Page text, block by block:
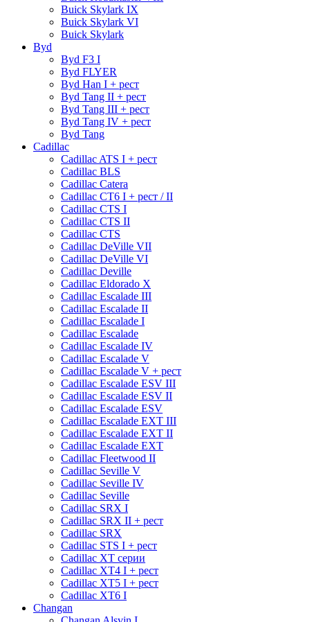
Buick Skylark IX
Buick Skylark VI
Buick Skylark
Byd
Byd F3 I
Byd FLYER
Byd Han I + рест
Byd Tang II + рест
Byd Tang III + рест
Byd Tang IV + рест
Byd Tang
Cadillac
Cadillac ATS I + рест
Cadillac BLS
Cadillac Catera
Cadillac CT6 I + рест / II
Cadillac CTS I
Cadillac CTS II
Cadillac CTS
Cadillac DeVille VII
Cadillac DeVille VI
Cadillac Deville
Cadillac Eldorado X
Cadillac Escalade III
Cadillac Escalade II
Cadillac Escalade I
Cadillac Escalade
Cadillac Escalade IV
Cadillac Escalade V
Cadillac Escalade V + рест
Cadillac Escalade ESV III
Cadillac Escalade ESV II
Cadillac Escalade ESV
Cadillac Escalade EXT III
Cadillac Escalade EXT II
Cadillac Escalade EXT
Cadillac Fleetwood II
Cadillac Seville V
Cadillac Seville IV
Cadillac Seville
Cadillac SRX I
Cadillac SRX II + рест
Cadillac SRX
Cadillac STS I + рест
Cadillac XT серии
Cadillac XT4 I + рест
Cadillac XT5 I + рест
Cadillac XT6 I
Changan